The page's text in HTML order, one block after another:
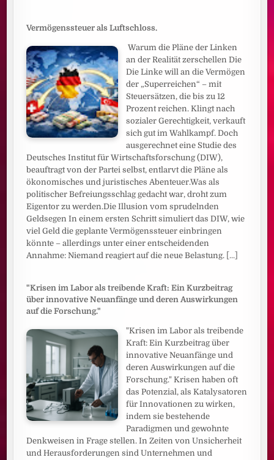
Vermögenssteuer als Luftschloss.
Warum die Pläne der Linken
an der Realität zerschellen Die
Die Linke will an die Vermögen
der „Superreichen“ – mit
Steuersätzen, die bis zu 12
Prozent reichen. Klingt nach
sozialer Gerechtigkeit, verkauft
sich gut im Wahlkampf. Doch
ausgerechnet eine Studie des
Deutsches Institut für Wirtschaftsforschung (DIW),
beauftragt von der Partei selbst, entlarvt die Pläne als
ökonomisches und juristisches Abenteuer.Was als
politischer Befreiungsschlag gedacht war, droht zum
Eigentor zu werden.Die Illusion vom sprudelnden
Geldsegen In einem ersten Schritt simuliert das DIW, wie
viel Geld die geplante Vermögenssteuer einbringen
könnte – allerdings unter einer entscheidenden
Annahme: Niemand reagiert auf die neue Belastung. [...]
"Krisen im Labor als treibende Kraft: Ein Kurzbeitrag
über innovative Neuanfänge und deren Auswirkungen
auf die Forschung."
"Krisen im Labor als treibende
Kraft: Ein Kurzbeitrag über
innovative Neuanfänge und
deren Auswirkungen auf die
Forschung." Krisen haben oft
das Potenzial, als Katalysatoren
für Innovationen zu wirken,
indem sie bestehende
Paradigmen und gewohnte
Denkweisen in Frage stellen. In Zeiten von Unsicherheit
und Herausforderungen sind Unternehmen und